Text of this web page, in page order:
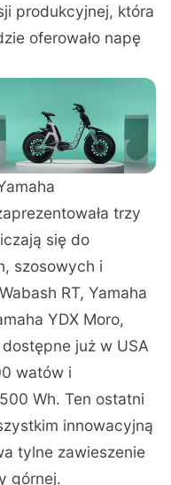
produkcyjnej, która
oferowało napę
trzy
się do
szosowych i
RT, Yamaha
YDX Moro,
już w USA
watów i
Wh. Ten ostatni
innowacyjną
tylne zawieszenie
górnej.